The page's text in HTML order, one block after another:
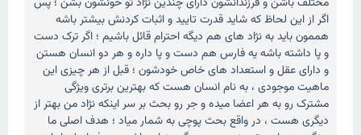
مختلف باشن و فرزندانشون دارای چندین نژاد تو خونشون بشن ؛ پس
اگر از این لحاظ که شاید قدرت تایید و اثبات کردنش بیشتر باشه
هممون باید به نژاد های هم دیگه احترام قائل باشیم ؛ اگر ترک دست
و پا داشته باشه یه فارس هم دست و پا داره و هر دو انسان هستن
و دارای عقل و استعداد های خاص خودشون ؛ قبل از هر چیزی این
ماهیت موجودی ، به نام انسان هست که بهترین برتری ویژگی
مشترک رو به هر اعضا میده و جر رو بحث بر سر اینکه نژاد من بهتر از
دیگری هست ، در واقع بحث پوچی به شمار میاد ؛ هدف اصلی ما